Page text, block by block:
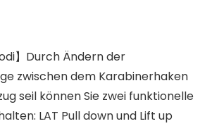
】Durch Ändern der
zwischen dem Karabinerhaken
seil können Sie zwei funktionelle
LAT Pull down und Lift up